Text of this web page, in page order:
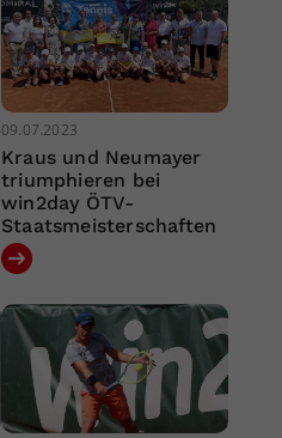
09.07.2023
Kraus und Neumayer
triumphieren bei
win2day ÖTV-
Staatsmeisterschaften